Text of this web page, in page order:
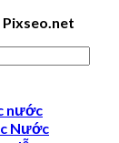
Pixseo.net
nước
Nước